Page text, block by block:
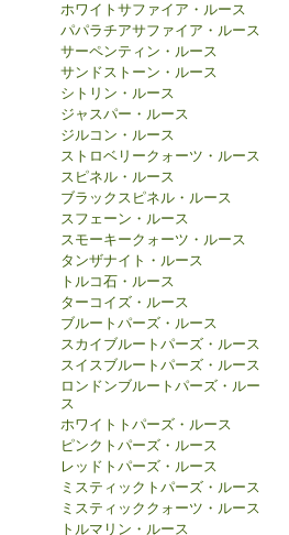
ホワイトサファイア・ルース
パパラチアサファイア・ルース
サーペンティン・ルース
サンドストーン・ルース
シトリン・ルース
ジャスパー・ルース
ジルコン・ルース
ストロベリークォーツ・ルース
スピネル・ルース
ブラックスピネル・ルース
スフェーン・ルース
スモーキークォーツ・ルース
タンザナイト・ルース
トルコ石・ルース
ターコイズ・ルース
ブルートパーズ・ルース
スカイブルートパーズ・ルース
スイスブルートパーズ・ルース
ロンドンブルートパーズ・ルー
ス
ホワイトトパーズ・ルース
ピンクトパーズ・ルース
レッドトパーズ・ルース
ミスティックトパーズ・ルース
ミスティッククォーツ・ルース
トルマリン・ルース